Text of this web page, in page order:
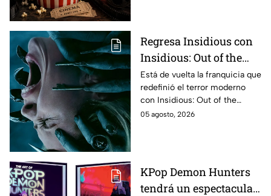
México
Regresa Insidious con
Insidious: Out of the
Further; esto revela el
aterrador primer tráiler
Está de vuelta la franquicia que
redefinió el terror moderno
con Insidious: Out of the
Further. Te contamos todo lo
05 agosto, 2026
KPop Demon Hunters
tendrá un espectacular